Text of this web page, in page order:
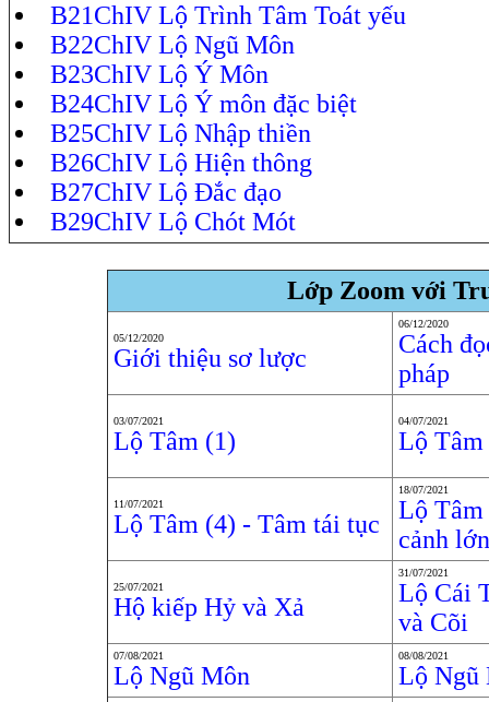
B21ChIV Lộ Trình Tâm Toát yếu
B22ChIV Lộ Ngũ Môn
B23ChIV Lộ Ý Môn
B24ChIV Lộ Ý môn đặc biệt
B25ChIV Lộ Nhập thiền
B26ChIV Lộ Hiện thông
B27ChIV Lộ Đắc đạo
B29ChIV Lộ Chót Mót
Lớp Zoom với
05/12/2020
Giới thiệu sơ lược
06/12/2020
Cách
pháp
03/07/2021
Lộ Tâm (1)
04/07/2021
Lộ Tâm
11/07/2021
Lộ Tâm (4) - Tâm tái tục
18/07/2021
Lộ Tâm
cảnh lớn
25/07/2021
Hộ kiếp Hỷ và Xả
31/07/2021
Lộ Cái
và Cõi
07/08/2021
Lộ Ngũ Môn
08/08/2021
Lộ Ngũ